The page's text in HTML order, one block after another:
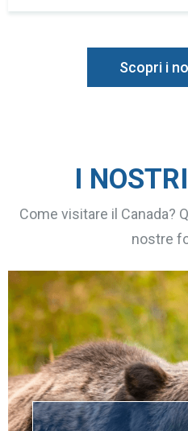
Scopri i
I
Come visitare il Canada?
nostre